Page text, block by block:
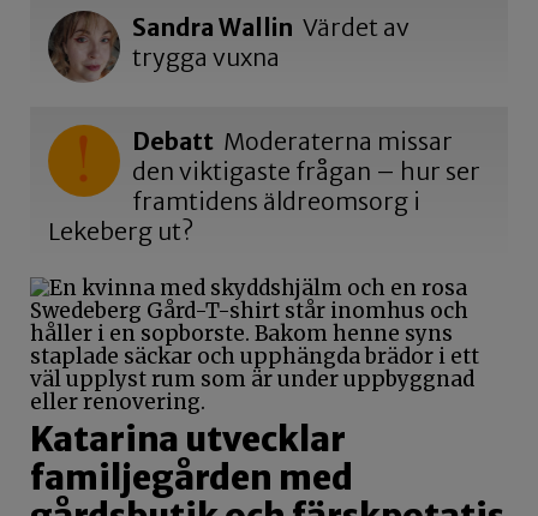
Sandra Wallin Värdet av
trygga vuxna
Debatt Moderaterna missar
den viktigaste frågan – hur ser
framtidens äldreomsorg i
Lekeberg ut?
Katarina utvecklar
familjegården med